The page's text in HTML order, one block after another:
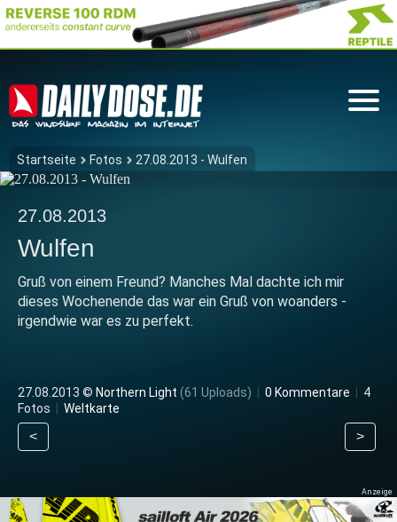
Startseite Fotos 27.08.2013 - Wulfen
27.08.2013
Wulfen
Gruß von einem Freund? Manches Mal dachte ich mir
dieses Wochenende das war ein Gruß von woanders -
irgendwie war es zu perfekt.
27.08.2013 © Northern Light (61 Uploads) 0 Kommentare
4
Fotos
Weltkarte
< >